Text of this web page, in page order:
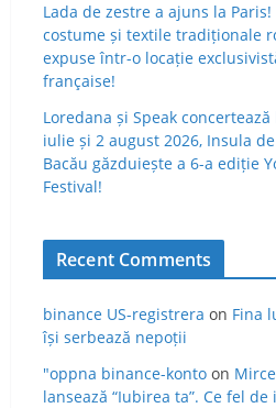
Lada de zestre a ajuns la
costume și textile tradiționale
expuse într-o locație
française!
Loredana și Speak
iulie și 2 august 2026, Insula
Bacău găzduiește a 6-a ediție
Festival!
Recent Comments
binance US-registrera on Fina
își serbează nepoții
"oppna binance-konto on
lansează “Iubirea ta”. Ce fel